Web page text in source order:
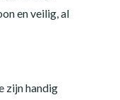
en veilig, al
zijn handig